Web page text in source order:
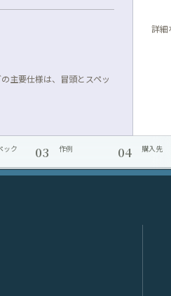
主要仕様は、冒頭とスペッ
詳細
ック 03 作例 04 購入先